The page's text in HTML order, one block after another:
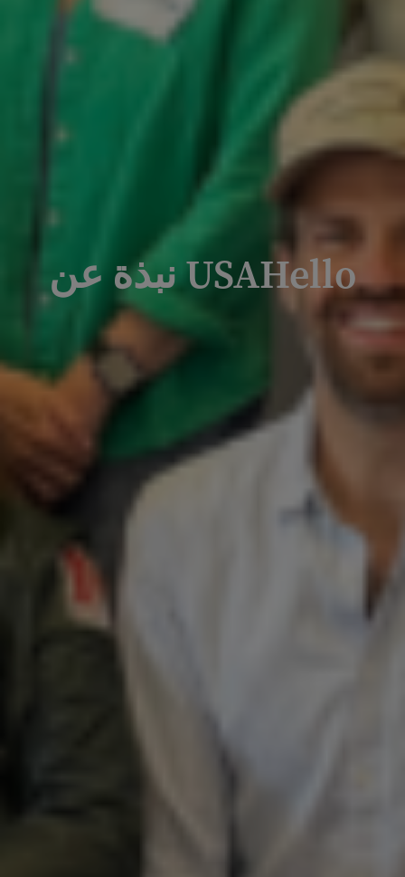
USAHello نبذة عن